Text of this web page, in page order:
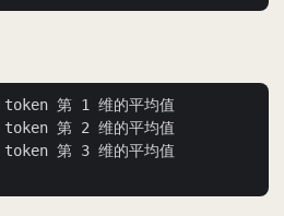
第 1 维的平均值
第 2 维的平均值
第 3 维的平均值